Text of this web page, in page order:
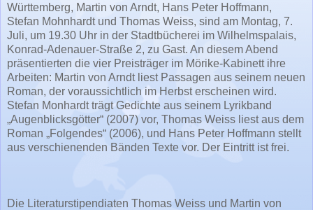
Württemberg, Martin von Arndt, Hans Peter Hoffmann,
Stefan Mohnhardt und Thomas Weiss, sind am Montag, 7.
Juli, um 19.30 Uhr in der Stadtbücherei im Wilhelmspalais,
Konrad-Adenauer-Straße 2, zu Gast. An diesem Abend
präsentierten die vier Preisträger im Mörike-Kabinett ihre
Arbeiten: Martin von Arndt liest Passagen aus seinem neuen
Roman, der voraussichtlich im Herbst erscheinen wird.
Stefan Monhardt trägt Gedichte aus seinem Lyrikband
„Augenblicksgötter“ (2007) vor, Thomas Weiss liest aus dem
Roman „Folgendes“ (2006), und Hans Peter Hoffmann stellt
aus verschienenden Bänden Texte vor. Der Eintritt ist frei.
Die Literaturstipendiaten Thomas Weiss und Martin von